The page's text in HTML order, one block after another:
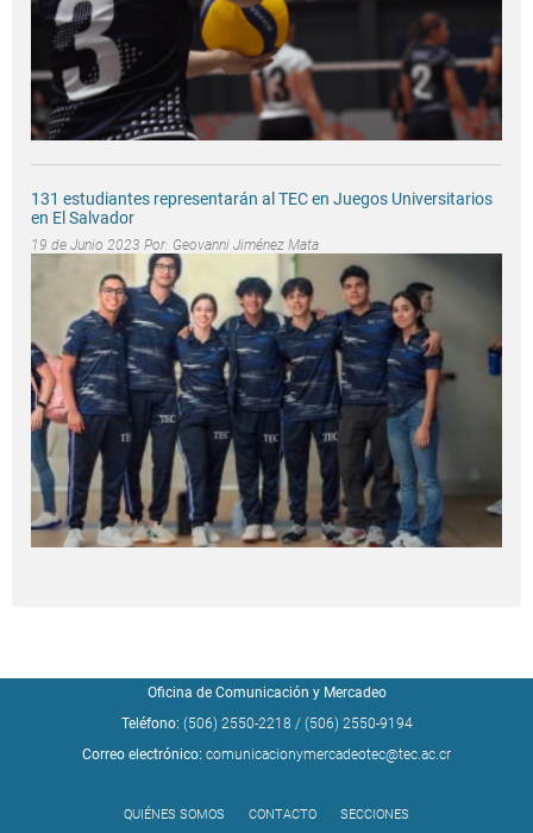
131 estudiantes representarán al TEC en Juegos Universitarios
en El Salvador
19 de Junio 2023 Por: Geovanni Jiménez Mata
Oficina de Comunicación y Mercadeo
Teléfono: (506) 2550-2218 / (506) 2550-9194
Correo electrónico: comunicacionymercadeotec@tec.ac.cr
QUIÉNES SOMOS CONTACTO SECCIONES